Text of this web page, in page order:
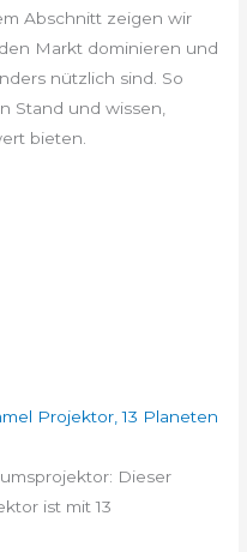
Abschnitt zeigen wir
Markt dominieren und
nützlich sind. So
Stand und wissen,
bieten.
Projektor, 13 Planeten
Dieser
ist mit 13